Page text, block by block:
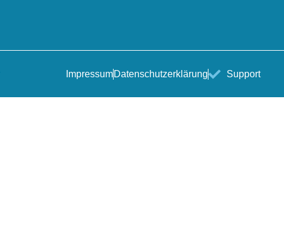
ImpressumDatenschutzerklärung Support